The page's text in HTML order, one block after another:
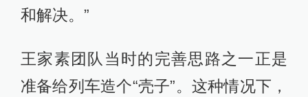
和解决。”
王家素团队当时的完善思路之一正是
准备给列车造个“壳子”。这种情况下，